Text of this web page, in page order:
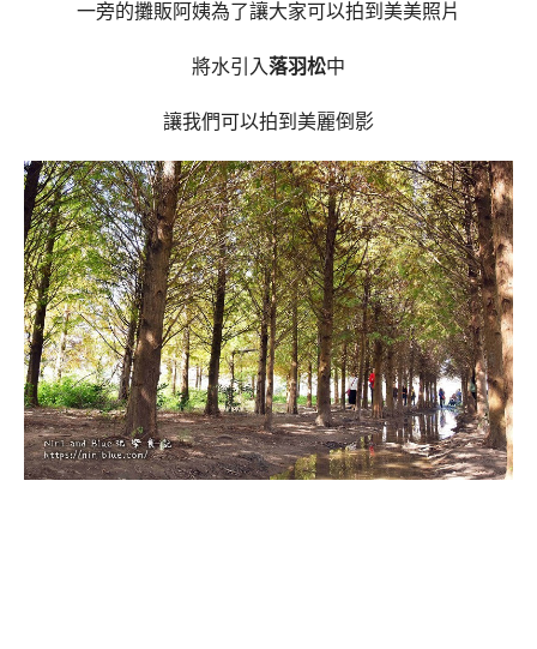
一旁的攤販阿姨為了讓大家可以拍到美美照片
將水引入落羽松中
讓我們可以拍到美麗倒影